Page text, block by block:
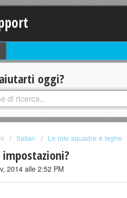
oggi?
Italian Le mie squadre e leghe
impostazioni?
2014 alle 2:52 PM